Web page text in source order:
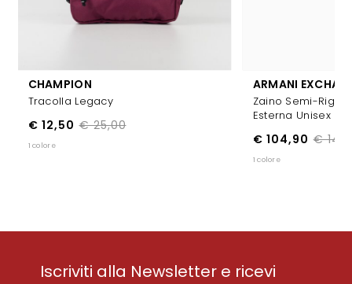
CHAMPION
Tracolla Legacy
€ 25,00
€ 12,50
1 colore
ARMANI
Zaino Semi-
Esterna Unisex
€
€ 104,90
1 colore
Iscriviti alla Newsletter e ricevi